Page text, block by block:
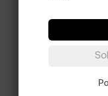
Tabakalera ·
T.